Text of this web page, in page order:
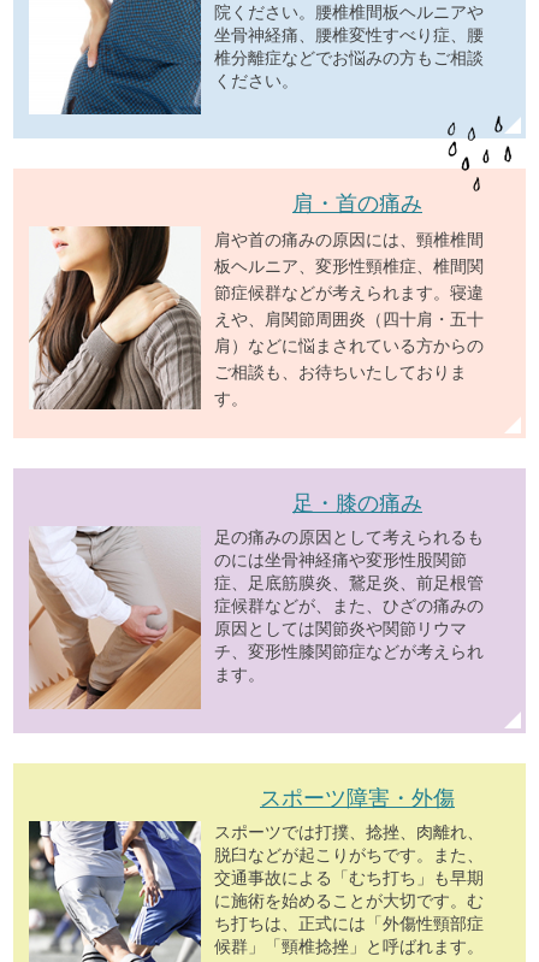
院ください。腰椎椎間板ヘルニアや
坐骨神経痛、腰椎変性すべり症、腰
椎分離症などでお悩みの方もご相談
ください。
肩・首の痛み
肩や首の痛みの原因には、頸椎椎間
板ヘルニア、変形性頸椎症、椎間関
節症候群などが考えられます。寝違
えや、肩関節周囲炎（四十肩・五十
肩）などに悩まされている方からの
ご相談も、お待ちいたしておりま
す。
足・膝の痛み
足の痛みの原因として考えられるも
のには坐骨神経痛や変形性股関節
症、足底筋膜炎、鵞足炎、前足根管
症候群などが、また、ひざの痛みの
原因としては関節炎や関節リウマ
チ、変形性膝関節症などが考えられ
ます。
スポーツ障害・外傷
スポーツでは打撲、捻挫、肉離れ、
脱臼などが起こりがちです。また、
交通事故による「むち打ち」も早期
に施術を始めることが大切です。む
ち打ちは、正式には「外傷性頸部症
候群」「頸椎捻挫」と呼ばれます。